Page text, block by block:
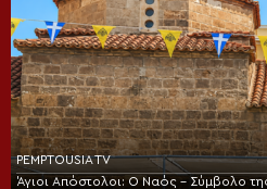
PEMPTOUSIA TV
Άγιοι Απόστολοι: Ο Ναός – Σύμβολο